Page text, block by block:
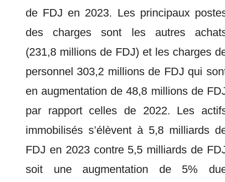
de FDJ en 2023. Les principaux
des charges sont les autres
(231,8 millions de FDJ) et les charges
personnel 303,2 millions de FDJ qui
en augmentation de 48,8 millions de
par rapport celles de 2022. Les
immobilisés s’élèvent à 5,8 milliards
FDJ en 2023 contre 5,5 milliards de
soit une augmentation de 5%